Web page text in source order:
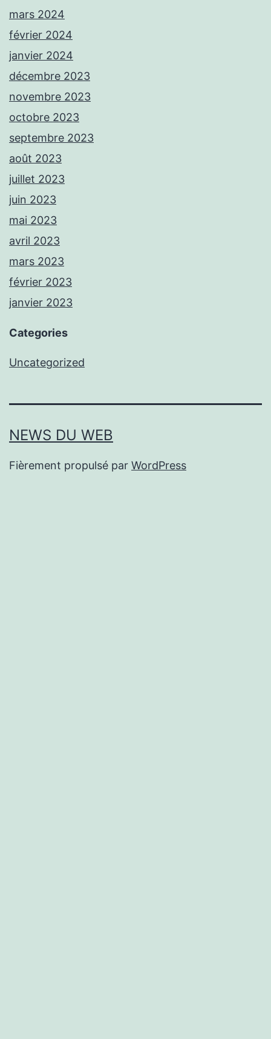
mars 2024
février 2024
janvier 2024
décembre 2023
novembre 2023
octobre 2023
septembre 2023
août 2023
juillet 2023
juin 2023
mai 2023
avril 2023
mars 2023
février 2023
janvier 2023
Categories
Uncategorized
NEWS DU WEB
Fièrement propulsé par WordPress